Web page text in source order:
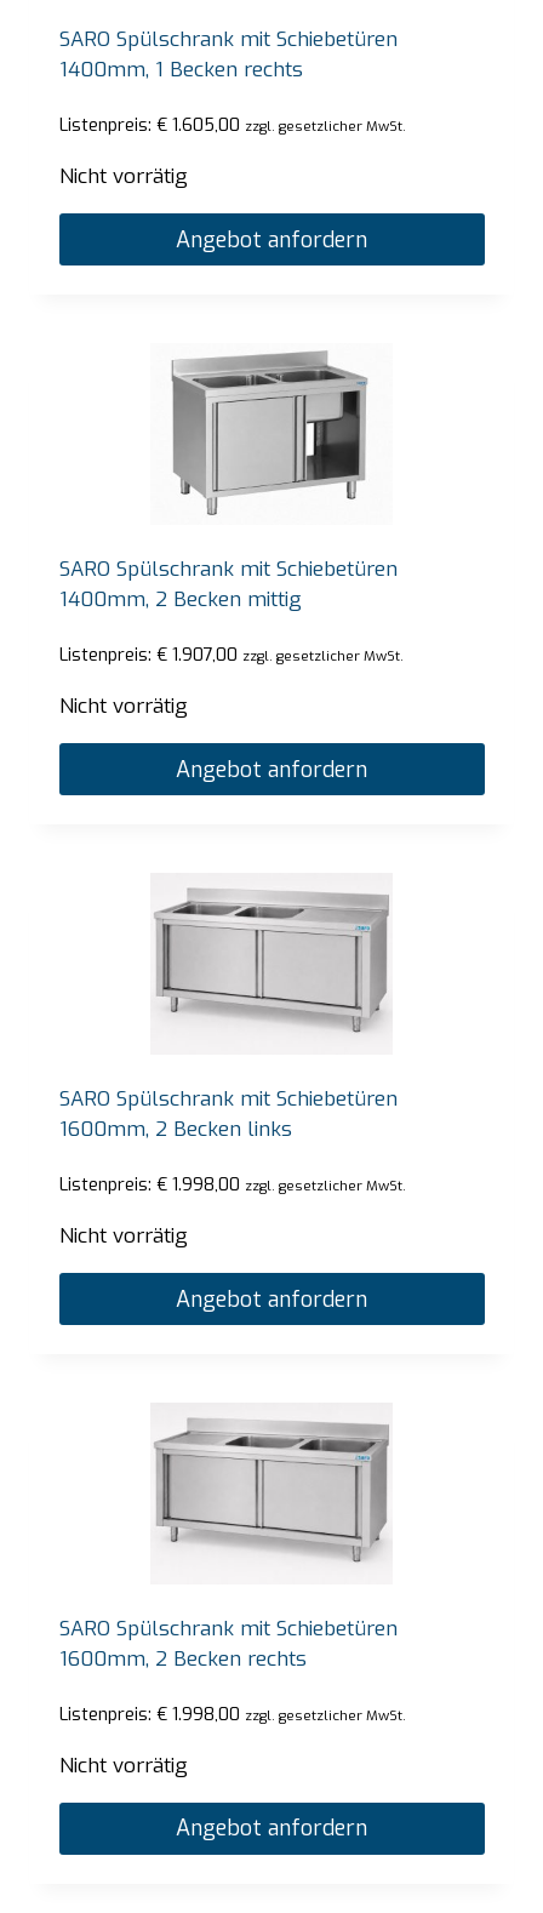
SARO Spülschrank mit Schiebetüren
1400mm, 1 Becken rechts
Listenpreis: €1.605,00 zzgl. gesetzlicher MwSt.
Nicht vorrätig
Angebot anfordern
SARO Spülschrank mit Schiebetüren
1400mm, 2 Becken mittig
Listenpreis: €1.907,00 zzgl. gesetzlicher MwSt.
Nicht vorrätig
Angebot anfordern
SARO Spülschrank mit Schiebetüren
1600mm, 2 Becken links
Listenpreis: €1.998,00 zzgl. gesetzlicher MwSt.
Nicht vorrätig
Angebot anfordern
SARO Spülschrank mit Schiebetüren
1600mm, 2 Becken rechts
Listenpreis: €1.998,00 zzgl. gesetzlicher MwSt.
Nicht vorrätig
Angebot anfordern